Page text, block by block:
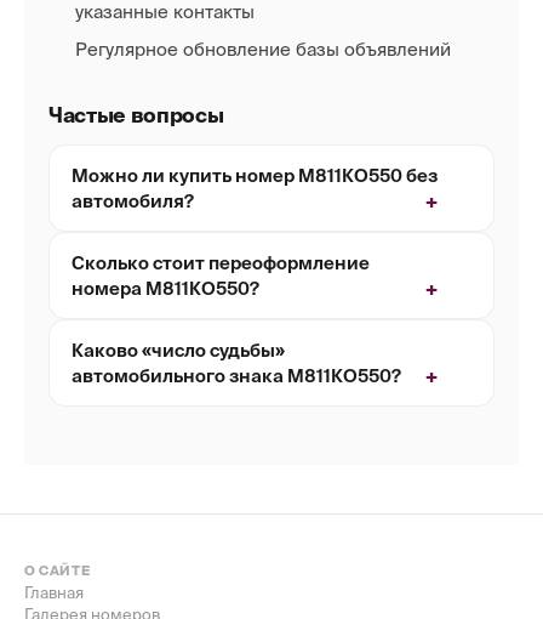
указанные контакты
Регулярное обновление базы объявлений
Частые вопросы
Можно ли купить номер М811КО550 без
автомобиля?
Сколько стоит переоформление
номера М811КО550?
Каково «число судьбы»
автомобильного знака М811КО550?
О САЙТЕ
Главная
Галерея номеров